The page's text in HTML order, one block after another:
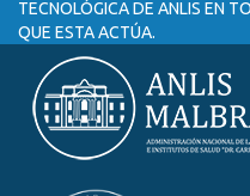
TECNOLÓGICA DE ANLIS EN
QUE ESTA ACTÚA.